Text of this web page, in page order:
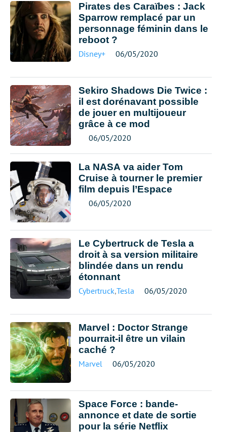
Pirates des Caraïbes : Jack
Sparrow remplacé par un
personnage féminin dans le
reboot ?
Disney+ 06/05/2020
Sekiro Shadows Die Twice :
il est dorénavant possible
de jouer en multijoueur
grâce à ce mod
06/05/2020
La NASA va aider Tom
Cruise à tourner le premier
film depuis l’Espace
06/05/2020
Le Cybertruck de Tesla a
droit à sa version militaire
blindée dans un rendu
étonnant
Cybertruck,Tesla 06/05/2020
Marvel : Doctor Strange
pourrait-il être un vilain
caché ?
Marvel 06/05/2020
Space Force : bande-
annonce et date de sortie
pour la série Netflix